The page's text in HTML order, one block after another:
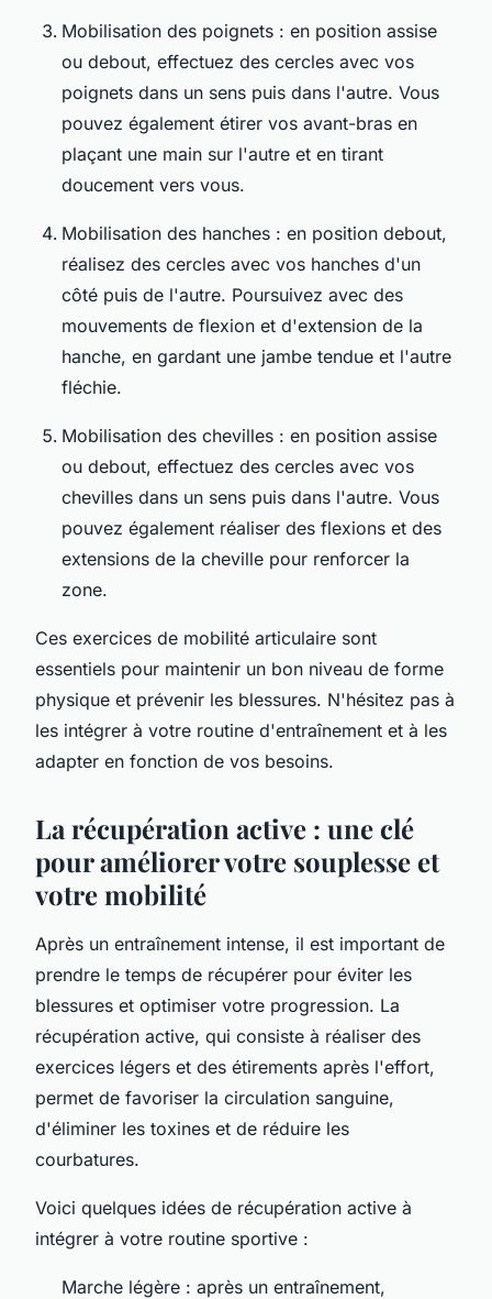
Mobilisation des poignets : en position assise
ou debout, effectuez des cercles avec vos
poignets dans un sens puis dans l'autre. Vous
pouvez également étirer vos avant-bras en
plaçant une main sur l'autre et en tirant
doucement vers vous.
Mobilisation des hanches : en position debout,
réalisez des cercles avec vos hanches d'un
côté puis de l'autre. Poursuivez avec des
mouvements de flexion et d'extension de la
hanche, en gardant une jambe tendue et l'autre
fléchie.
Mobilisation des chevilles : en position assise
ou debout, effectuez des cercles avec vos
chevilles dans un sens puis dans l'autre. Vous
pouvez également réaliser des flexions et des
extensions de la cheville pour renforcer la
zone.
Ces exercices de mobilité articulaire sont
essentiels pour maintenir un bon niveau de forme
physique et prévenir les blessures. N'hésitez pas à
les intégrer à votre routine d'entraînement et à les
adapter en fonction de vos besoins.
La récupération active : une clé
pour améliorer votre souplesse et
votre mobilité
Après un entraînement intense, il est important de
prendre le temps de récupérer pour éviter les
blessures et optimiser votre progression. La
récupération active, qui consiste à réaliser des
exercices légers et des étirements après l'effort,
permet de favoriser la circulation sanguine,
d'éliminer les toxines et de réduire les
courbatures.
Voici quelques idées de récupération active à
intégrer à votre routine sportive :
Marche légère : après un entraînement,